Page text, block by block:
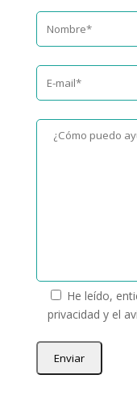
He leído,
privacidad y el